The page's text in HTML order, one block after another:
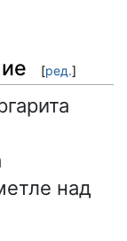
[ред.]
над